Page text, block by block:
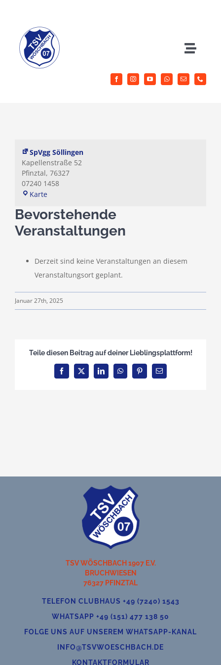
springen
Toggle
Herrenfussball
Verein
Teamshop
Clubhausumbau
SpVgg Söllingen
Kapellenstraße 52
Pfinztal, 76327
07240 1458
KarteSpVgg
Bevorstehende
Veranstaltungen
Derzeit sind keine Veranstaltungen an diesem
Veranstaltungsort geplant.
Januar 27th, 2025
Teile diesen Beitrag auf deiner Lieblingsplattform!
Facebook
X LinkedInWhatsAppPinterest
E-
Mail
TSV WÖSCHBACH 1907 E.V.
BRUCHWIESEN
76327 PFINZTAL
TELEFON CLUBHAUS +49 (7240) 1543
WHATSAPP +49 (151) 477 138 50
FOLGE UNS AUF UNSEREM WHATSAPP-KANAL
INFO@TSVWOESCHBACH.DE
KONTAKTFORMULAR